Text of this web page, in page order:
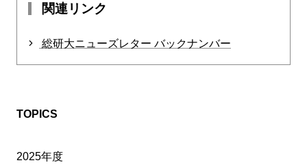
関連リンク
総研大ニューズレター バックナンバー
TOPICS
2025年度